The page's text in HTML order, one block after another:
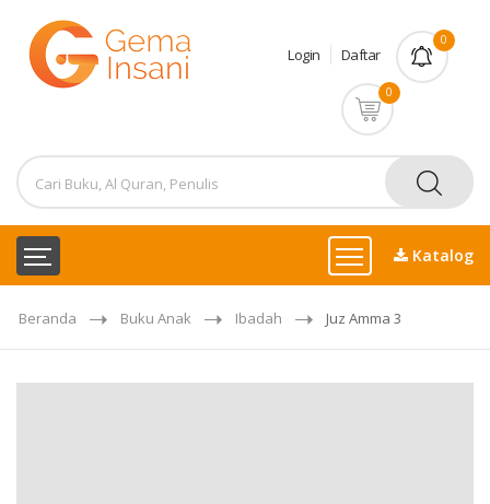
Login Daftar
0
0
Katalog
Beranda Buku Anak Ibadah Juz Amma 3